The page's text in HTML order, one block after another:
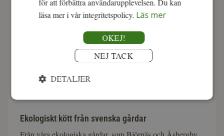
Ugnsbakad omelett med rökt fjällröding. Receptet hittar
Ekologiskt kött från svenska gårdar
läsa mer i vår integritetspolicy. Läs mer
OKEJ!
NEJ TACK
DETALJER